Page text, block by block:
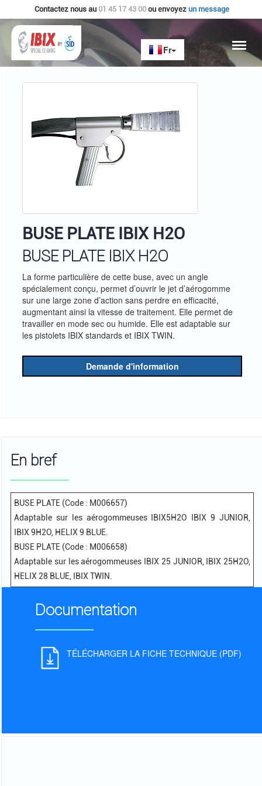
Contactez nous au 01 45 17 43 00ou envoyez un message
Accueil IBIX - ACCESSOIRES BUSE PLATE IBIX H2O
BUSE PLATE IBIX H2O
BUSE PLATE IBIX H2O
La forme particulière de cette buse, avec un angle
spécialement conçu, permet d’ouvrir le jet d’aérogomme
sur une large zone d’action sans perdre en efficacité,
augmentant ainsi la vitesse de traitement. Elle permet de
travailler en mode sec ou humide. Elle est adaptable sur
les pistolets IBIX standards et IBIX TWIN.
Demande d'information
En bref
BUSE PLATE (Code : M006657)
Adaptable sur les aérogommeuses IBIX5H2O IBIX 9 JUNIOR,
IBIX 9H2O, HELIX 9 BLUE.
BUSE PLATE (Code : M006658)
Adaptable sur les aérogommeuses IBIX 25 JUNIOR, IBIX 25H2O,
HELIX 28 BLUE, IBIX TWIN.
Documentation
TÉLÉCHARGER LA FICHE TECHNIQUE (PDF)